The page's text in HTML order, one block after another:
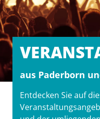
aus Paderborn
Entdecken Sie auf